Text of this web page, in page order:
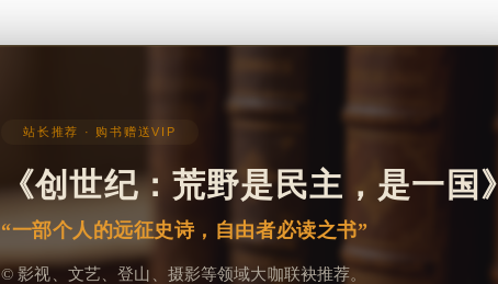
站长推荐 · 购书赠送VIP
《创世纪：荒野是民主，是一国》
“一部个人的远征史诗，自由者必读之书”
© 影视、文艺、登山、摄影等领域大咖联袂推荐。